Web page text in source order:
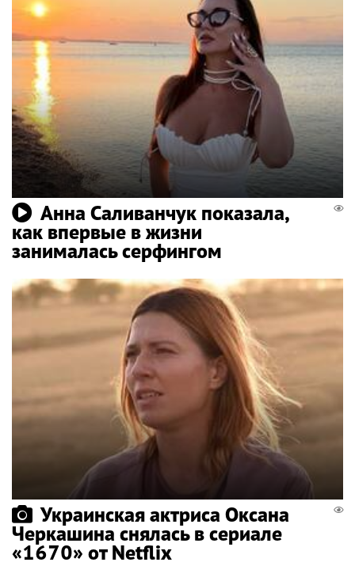
Анна Саливанчук показала,
как впервые в жизни
занималась серфингом
Украинская актриса Оксана
Черкашина снялась в сериале
«1670» от Netflix